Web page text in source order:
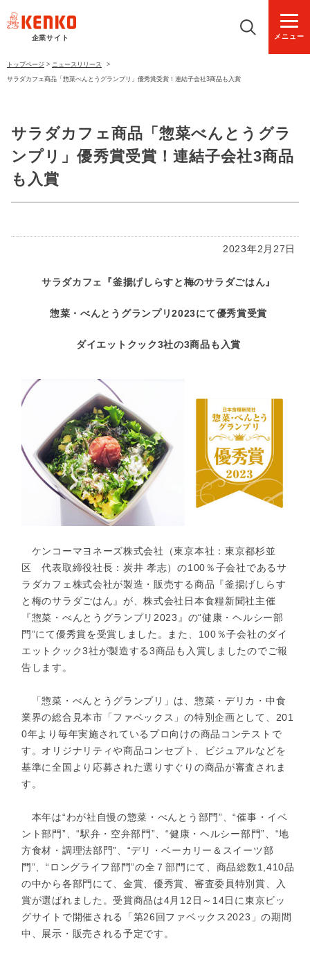
企業サイト メニュー
トップページ > ニュースリリース >
サラダカフェ商品「惣菜べんとうグランプリ」優秀賞受賞！連結子会社3商品も入賞
サラダカフェ商品「惣菜べんとうグラ
ンプリ」優秀賞受賞！連結子会社3商品
も入賞
2023年2月27日
サラダカフェ『釜揚げしらすと梅のサラダごはん』
惣菜・べんとうグランプリ2023にて優秀賞受賞
ダイエットクック3社の3商品も入賞
ケンコーマヨネーズ株式会社（東京本社：東京都杉並
区 代表取締役社長：炭井 孝志）の100％子会社であるサ
ラダカフェ株式会社が製造・販売する商品『釜揚げしらす
と梅のサラダごはん』が、株式会社日本食糧新聞社主催
『惣菜・べんとうグランプリ2023』の“健康・ヘルシー部
門”にて優秀賞を受賞しました。また、100％子会社のダイ
エットクック3社が製造する3商品も入賞しましたのでご報
告します。
「惣菜・べんとうグランプリ」は、惣菜・デリカ・中食
業界の総合見本市「ファベックス」の特別企画として、201
0年より毎年実施されているプロ向けの商品コンテストで
す。オリジナリティや商品コンセプト、ビジュアルなどを
基準に全国より応募された選りすぐりの商品が審査されま
す。
本年は“わが社自慢の惣菜・べんとう部門”、“催事・イベ
ント部門”、“駅弁・空弁部門”、“健康・ヘルシー部門”、“地
方食材・調理法部門”、“デリ・ベーカリー＆スイーツ部
門”、“ロングライフ部門”の全７部門にて、商品総数1,410品
の中から各部門にて、金賞、優秀賞、審査委員特別賞、入
賞が選ばれました。受賞商品は4月12日～14日に東京ビッ
グサイトで開催される「第26回ファベックス2023」の期間
中、展示・販売される予定です。